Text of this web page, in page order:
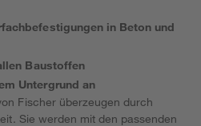
in Beton und
Baustoffen
Untergrund an
Fischer überzeugen durch
Sie werden mit den passenden